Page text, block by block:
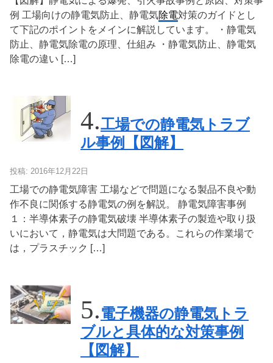
例 工場向けの静電気防止、静電気除電対策のガイドとし
て下記のポイントをメインに解説しています。 ・静電気
防止、静電気除電の原理、仕組み ・静電気防止、静電気
除電の違い […]
工場での静電気トラブ
ル事例【図解】
投稿: 2016年12月22日
工場での静電気障害 工場などで問題になる製品不良や動
作不良に関係する静電気の例を解説。 静電気障害事例
１：半導体素子の静電気破壊 半導体素子の製造や取り扱
いにおいて，静電気は大問題である。これらの作業場で
は，プラスチック […]
電子機器の静電気トラ
ブルと具体的な対策事例
【図解】